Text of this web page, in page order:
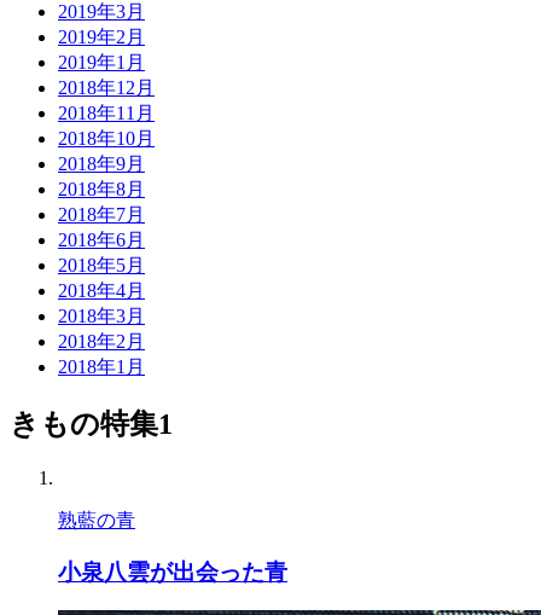
2019年3月
2019年2月
2019年1月
2018年12月
2018年11月
2018年10月
2018年9月
2018年8月
2018年7月
2018年6月
2018年5月
2018年4月
2018年3月
2018年2月
2018年1月
きもの特集1
熟藍の青
小泉八雲が出会った青